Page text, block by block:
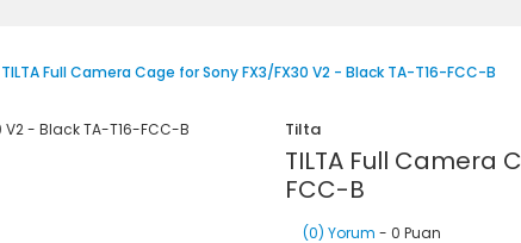
TILTA Full Camera Cage for Sony FX3/FX30 V2 - Black TA-T16-FCC-B
Tilta
TILTA Full Camera
FCC-B
(0) Yorum - 0 Puan